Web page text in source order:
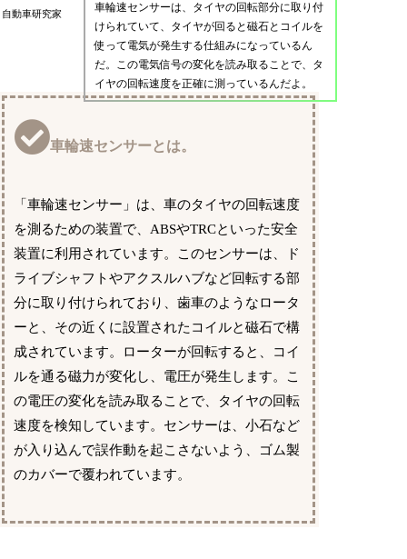
自動車研究家
車輪速センサーは、タイヤの回転部分に取り付
けられていて、タイヤが回ると磁石とコイルを
使って電気が発生する仕組みになっているん
だ。この電気信号の変化を読み取ることで、タ
イヤの回転速度を正確に測っているんだよ。
車輪速センサーとは。
「車輪速センサー」は、車のタイヤの回転速度
を測るための装置で、ABSやTRCといった安全
装置に利用されています。このセンサーは、ド
ライブシャフトやアクスルハブなど回転する部
分に取り付けられており、歯車のようなロータ
ーと、その近くに設置されたコイルと磁石で構
成されています。ローターが回転すると、コイ
ルを通る磁力が変化し、電圧が発生します。こ
の電圧の変化を読み取ることで、タイヤの回転
速度を検知しています。センサーは、小石など
が入り込んで誤作動を起こさないよう、ゴム製
のカバーで覆われています。